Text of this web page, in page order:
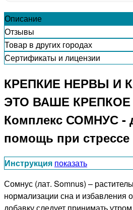
Описание
Отзывы
Товар в других городах
Сертификаты и лицензии
КРЕПКИЕ НЕРВЫ И
ЭТО ВАШЕ
Комплекс СОМНУС -
помощь при
Инструкция показать
Сомнус (лат. Somnus) –
нормализации сна и избавления